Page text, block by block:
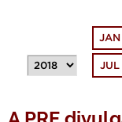
PORTARIAS
JAN
JUL
A PRE